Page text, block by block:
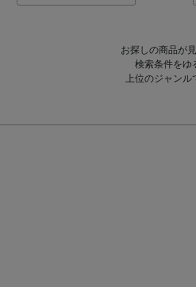
お探しの商品が
検索条件をゆ
上位のジャンル